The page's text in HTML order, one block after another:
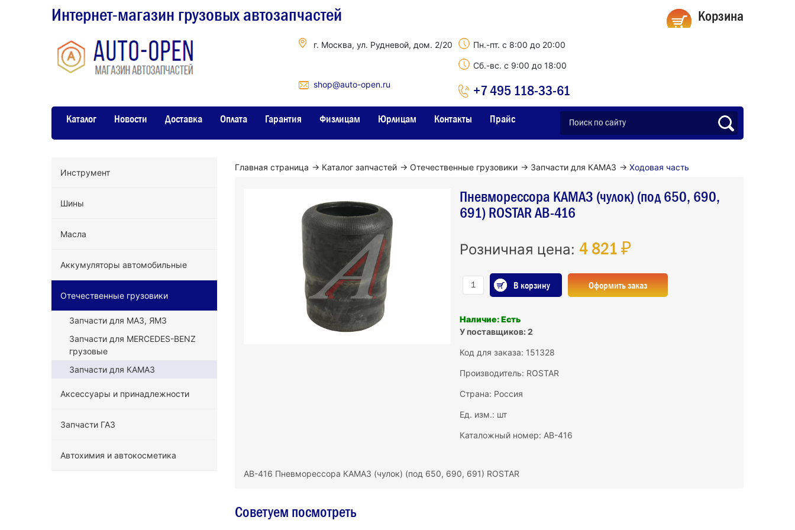
Интернет-магазин грузовых автозапчастей
г. Москва, ул. Рудневой, дом. 2/20
shop@auto-open.ru
Пн.-пт. с 8:00 до 20:00
Сб.-вс. с 9:00 до 18:00
+7 495 118-33-61
Корзина
Каталог Новости Доставка Оплата Гарантия Физлицам Юрлицам Контакты Прайс
Инструмент
Шины
Масла
Аккумуляторы автомобильные
Отечественные грузовики
Запчасти для МАЗ, ЯМЗ
Запчасти для MERCEDES-BENZ
грузовые
Запчасти для КАМАЗ
Аксессуары и принадлежности
Запчасти ГАЗ
Автохимия и автокосметика
Главная страница → Каталог запчастей → Отечественные грузовики → Запчасти для КАМАЗ → Ходовая часть
Пневморессора КАМАЗ (чулок) (под 650, 690,
691) ROSTAR АВ-416
Розничная цена: 4 821 ₽
В корзину Оформить заказ
Наличие: Есть
У поставщиков: 2
Код для заказа: 151328
Производитель: ROSTAR
Страна: Россия
Ед. изм.: шт
Каталожный номер: АВ-416
АВ-416 Пневморессора КАМАЗ (чулок) (под 650, 690, 691) ROSTAR
Советуем посмотреть